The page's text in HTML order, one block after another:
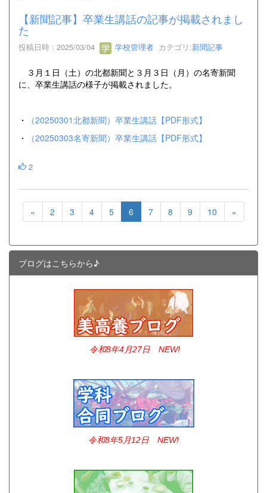
【新聞記事】卒業生講話の記事が掲載されまし
た
投稿日時 : 2025/03/04 学校管理者 カテゴリ:新聞記事
３月１日（土）の北都新聞と３月３日（月）の名寄新聞
に、卒業生講話の様子が掲載されました。
・
（20250301北都新聞）卒業生講話【PDF形式】
・
（20250303名寄新聞）卒業生講話【PDF形式】
2
« 2 3 4 5 6 7 8 9 10 »
ブログはこちらから♪
令和8年4月27日 NEW!
令和8年5月12日 NEW!